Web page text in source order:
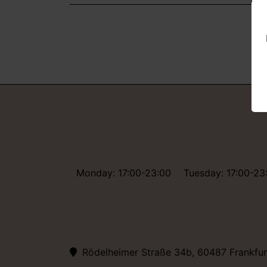
Monday: 17:00-23:00 Tuesday: 17:00-
Rödelheimer Straße 34b, 60487